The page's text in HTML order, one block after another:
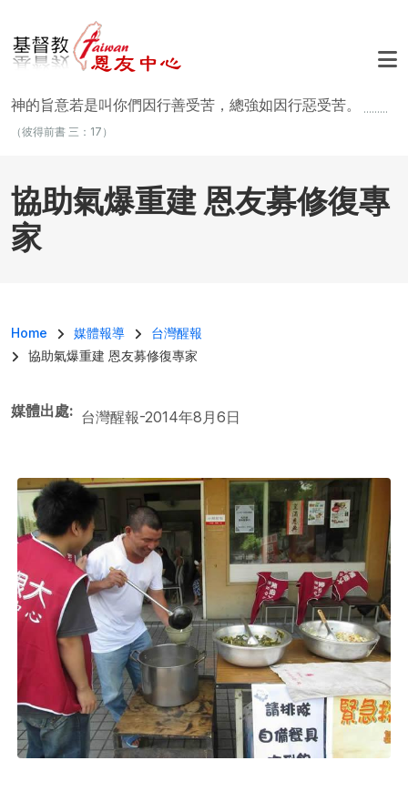
神的旨意若是叫你們因行善受苦，總強如因行惡受苦。
.........
（彼得前書 三：17）
協助氣爆重建 恩友募修復專
家
導航連結
Home 媒體報導
台灣醒報
協助氣爆重建 恩友募修復專家
媒體出處 台灣醒報-2014年8月6日